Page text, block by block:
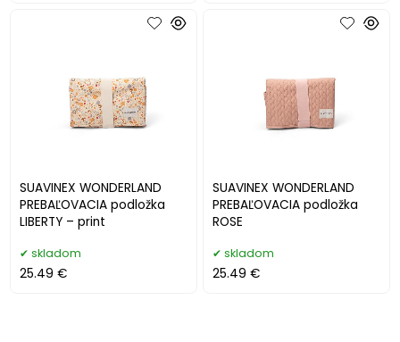
SUAVINEX WONDERLAND
PREBAĽOVACIA podložka
LIBERTY – print
skladom
25.49 €
SUAVINEX WONDERLAND
PREBAĽOVACIA podložka
ROSE
skladom
25.49 €